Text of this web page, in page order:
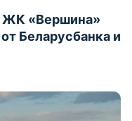
ЖК «Вершина»
Беларусбанка и